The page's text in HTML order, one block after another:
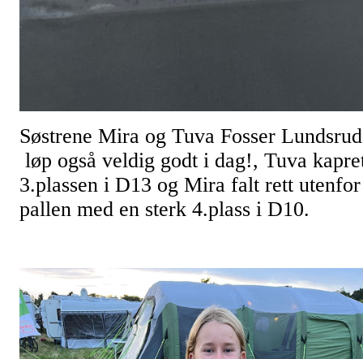
Søstrene Mira og Tuva Fosser Lundsrud
løp også veldig godt i dag!, Tuva
3.plassen i D13 og Mira falt rett utenfor
pallen med en sterk 4.plass i D10.